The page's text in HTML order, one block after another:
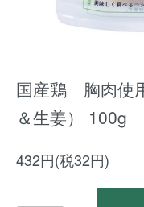
国産鶏 胸肉使
＆生姜） 100g
432円(税32円)